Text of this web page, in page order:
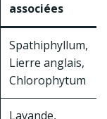
associées
Spathiphyllum,
Lierre anglais,
Chlorophytum
Lavande,